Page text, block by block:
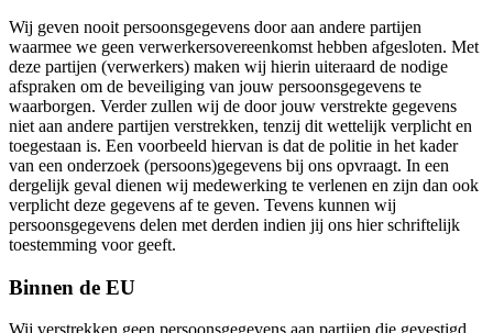
Wij geven nooit persoonsgegevens door aan andere partijen
waarmee we geen verwerkersovereenkomst hebben afgesloten. Met
deze partijen (verwerkers) maken wij hierin uiteraard de nodige
afspraken om de beveiliging van jouw persoonsgegevens te
waarborgen. Verder zullen wij de door jouw verstrekte gegevens
niet aan andere partijen verstrekken, tenzij dit wettelijk verplicht en
toegestaan is. Een voorbeeld hiervan is dat de politie in het kader
van een onderzoek (persoons)gegevens bij ons opvraagt. In een
dergelijk geval dienen wij medewerking te verlenen en zijn dan ook
verplicht deze gegevens af te geven. Tevens kunnen wij
persoonsgegevens delen met derden indien jij ons hier schriftelijk
toestemming voor geeft.
Binnen de EU